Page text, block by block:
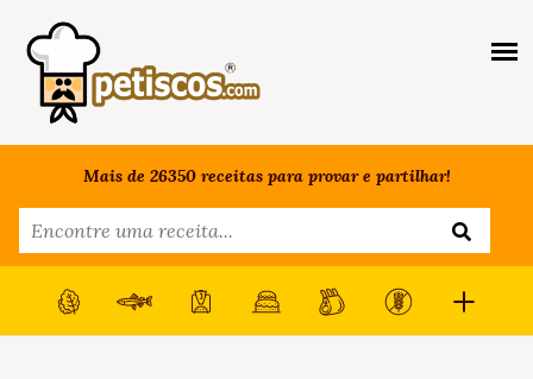
Mais de 26350 receitas para provar e partilhar!